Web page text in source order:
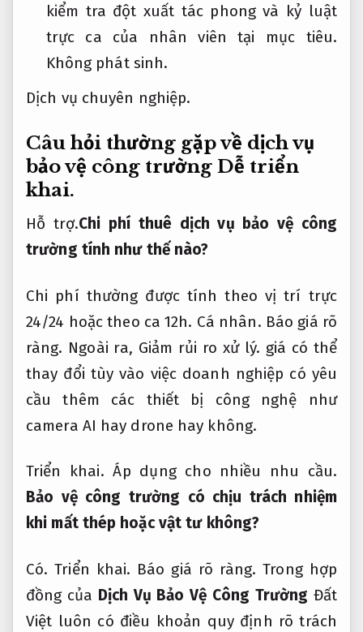
kiểm tra đột xuất tác phong và kỷ luật
trực ca của nhân viên tại mục tiêu.
Không phát sinh.
Dịch vụ chuyên nghiệp.
Câu hỏi thường gặp về dịch vụ
bảo vệ công trường Dễ triển
khai.
Hỗ trợ.Chi phí thuê dịch vụ bảo vệ công
trường tính như thế nào?
Chi phí thường được tính theo vị trí trực
24/24 hoặc theo ca 12h. Cá nhân. Báo giá rõ
ràng. Ngoài ra, Giảm rủi ro xử lý. giá có thể
thay đổi tùy vào việc doanh nghiệp có yêu
cầu thêm các thiết bị công nghệ như
camera AI hay drone hay không.
Triển khai. Áp dụng cho nhiều nhu cầu.
Bảo vệ công trường có chịu trách nhiệm
khi mất thép hoặc vật tư không?
Có.Triển khai. Báo giá rõ ràng. Trong hợp
đồng của Dịch Vụ Bảo Vệ Công Trường Đất
Việt luôn có điều khoản quy định rõ trách